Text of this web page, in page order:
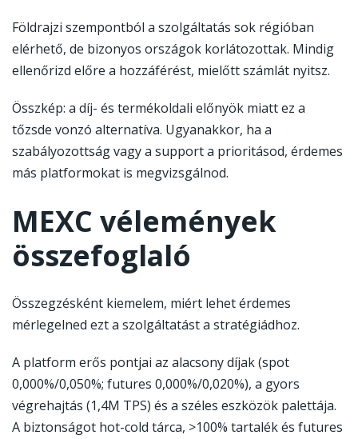
Földrajzi szempontból a szolgáltatás sok régióban
elérhető, de bizonyos országok korlátozottak. Mindig
ellenőrizd előre a hozzáférést, mielőtt számlát nyitsz.
Összkép: a díj- és termékoldali előnyök miatt ez a
tőzsde vonzó alternatíva. Ugyanakkor, ha a
szabályozottság vagy a support a prioritásod, érdemes
más platformokat is megvizsgálnod.
MEXC vélemények
összefoglaló
Összegzésként kiemelem, miért lehet érdemes
mérlegelned ezt a szolgáltatást a stratégiádhoz.
A platform erős pontjai az alacsony díjak (spot
0,000%/0,050%; futures 0,000%/0,020%), a gyors
végrehajtás (1,4M TPS) és a széles eszközök palettája.
A biztonságot hot-cold tárca, >100% tartalék és futures